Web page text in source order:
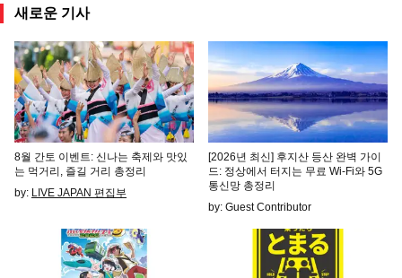
새로운 기사
8월 간토 이벤트: 신나는 축제와 맛있
는 먹거리, 즐길 거리 총정리
by: LIVE JAPAN 편집부
[2026년 최신] 후지산 등산 완벽 가이
드: 정상에서 터지는 무료 Wi-Fi와 5G
통신망 총정리
by: Guest Contributor